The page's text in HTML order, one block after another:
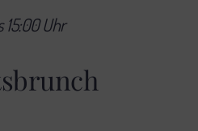
15:00 Uhr